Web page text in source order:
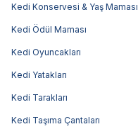
Kedi Konservesi & Yaş Maması
Kedi Ödül Maması
Kedi Oyuncakları
Kedi Yatakları
Kedi Tarakları
Kedi Taşıma Çantaları